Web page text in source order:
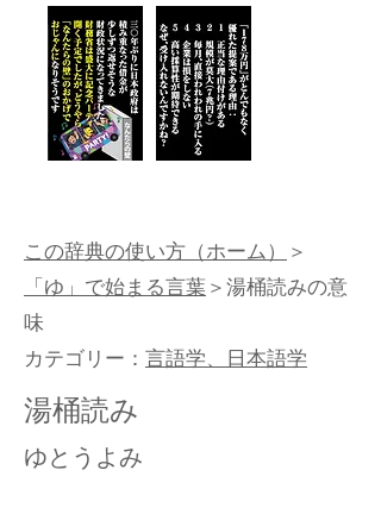
この辞典の使い方（ホーム）＞
「ゆ」で始まる言葉＞湯桶読みの意
味
カテゴリー： 言語学、日本語学
湯桶読み
ゆとうよみ